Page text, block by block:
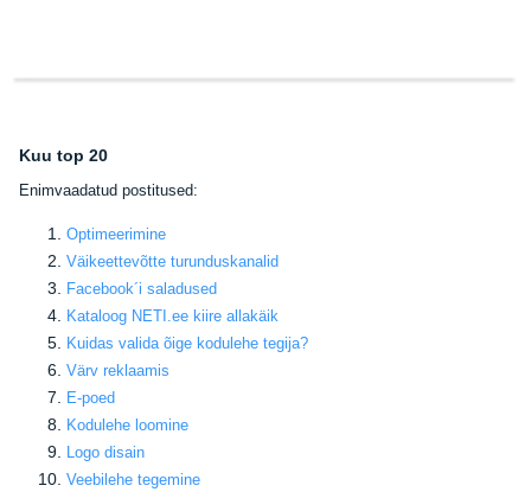
Kuu top 20
Enimvaadatud postitused:
Optimeerimine
Väikeettevõtte turunduskanalid
Facebook´i saladused
Kataloog NETI.ee kiire allakäik
Kuidas valida õige kodulehe tegija?
Värv reklaamis
E-poed
Kodulehe loomine
Logo disain
Veebilehe tegemine